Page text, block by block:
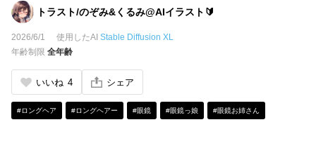
トラスト/のぞみ&くるみ@AIイラスト🔰
2026/6/1 使用したAI Stable Diffusion XL
年齢制限 全年齢
いいね 4 シェア
#ロングヘア #ロングヘアー #眼鏡 #眼鏡っ娘 #眼鏡お姉さん